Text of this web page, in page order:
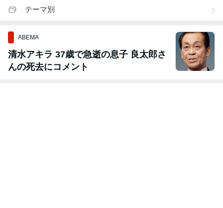
テーマ別
ABEMA
清水アキラ 37歳で急逝の息子 良太郎さ
んの死去にコメント